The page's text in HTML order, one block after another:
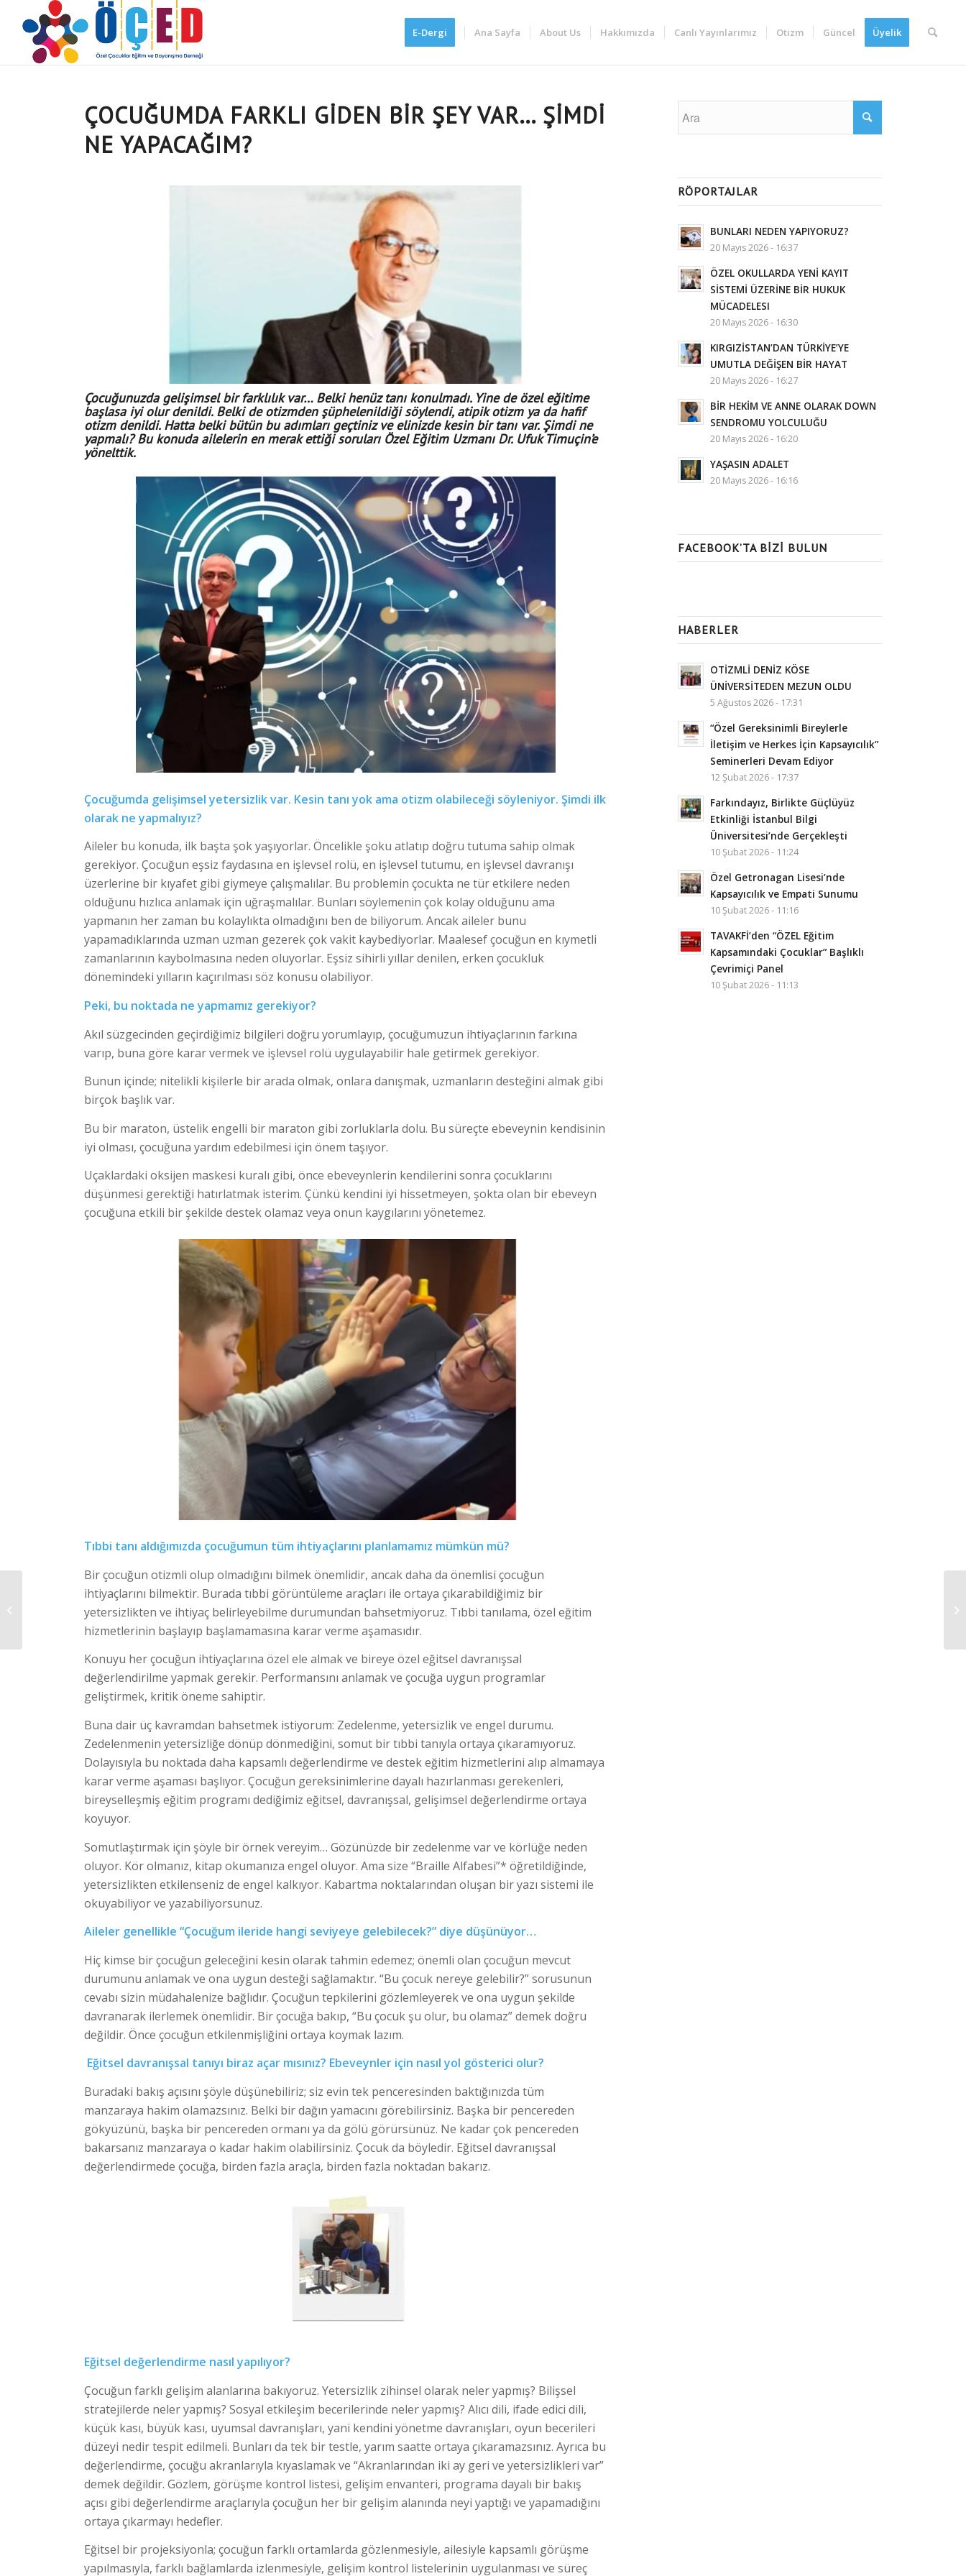
E-Dergi Ana Sayfa About Us Hakkımızda Canlı Yayınlarımız Otizm Güncel Üyelik
ÇOCUĞUMDA FARKLI GİDEN BİR ŞEY VAR… ŞİMDİ
NE YAPACAĞIM?
Çocuğunuzda gelişimsel bir farklılık var… Belki henüz tanı konulmadı. Yine de özel eğitime
başlasa iyi olur denildi. Belki de otizmden şüphelenildiği söylendi, atipik otizm ya da hafif
otizm denildi. Hatta belki bütün bu adımları geçtiniz ve elinizde kesin bir tanı var. Şimdi ne
yapmalı? Bu konuda ailelerin en merak ettiği soruları Özel Eğitim Uzmanı Dr. Ufuk Timuçin’e
yönelttik.
Çocuğumda gelişimsel yetersizlik var. Kesin tanı yok ama otizm olabileceği söyleniyor. Şimdi ilk
olarak ne yapmalıyız?
Aileler bu konuda, ilk başta şok yaşıyorlar. Öncelikle şoku atlatıp doğru tutuma sahip olmak
gerekiyor. Çocuğun eşsiz faydasına en işlevsel rolü, en işlevsel tutumu, en işlevsel davranışı
üzerlerine bir kıyafet gibi giymeye çalışmalılar. Bu problemin çocukta ne tür etkilere neden
olduğunu hızlıca anlamak için uğraşmalılar. Bunları söylemenin çok kolay olduğunu ama
yapmanın her zaman bu kolaylıkta olmadığını ben de biliyorum. Ancak aileler bunu
yapamadıklarında uzman uzman gezerek çok vakit kaybediyorlar. Maalesef çocuğun en kıymetli
zamanlarının kaybolmasına neden oluyorlar. Eşsiz sihirli yıllar denilen, erken çocukluk
dönemindeki yılların kaçırılması söz konusu olabiliyor.
Peki, bu noktada ne yapmamız gerekiyor?
Akıl süzgecinden geçirdiğimiz bilgileri doğru yorumlayıp, çocuğumuzun ihtiyaçlarının farkına
varıp, buna göre karar vermek ve işlevsel rolü uygulayabilir hale getirmek gerekiyor.
Bunun içinde; nitelikli kişilerle bir arada olmak, onlara danışmak, uzmanların desteğini almak gibi
birçok başlık var.
Bu bir maraton, üstelik engelli bir maraton gibi zorluklarla dolu. Bu süreçte ebeveynin kendisinin
iyi olması, çocuğuna yardım edebilmesi için önem taşıyor.
Uçaklardaki oksijen maskesi kuralı gibi, önce ebeveynlerin kendilerini sonra çocuklarını
düşünmesi gerektiği hatırlatmak isterim. Çünkü kendini iyi hissetmeyen, şokta olan bir ebeveyn
çocuğuna etkili bir şekilde destek olamaz veya onun kaygılarını yönetemez.
Tıbbi tanı aldığımızda çocuğumun tüm ihtiyaçlarını planlamamız mümkün mü?
Bir çocuğun otizmli olup olmadığını bilmek önemlidir, ancak daha da önemlisi çocuğun
ihtiyaçlarını bilmektir. Burada tıbbi görüntüleme araçları ile ortaya çıkarabildiğimiz bir
yetersizlikten ve ihtiyaç belirleyebilme durumundan bahsetmiyoruz. Tıbbi tanılama, özel eğitim
hizmetlerinin başlayıp başlamamasına karar verme aşamasıdır.
Konuyu her çocuğun ihtiyaçlarına özel ele almak ve bireye özel eğitsel davranışsal
değerlendirilme yapmak gerekir. Performansını anlamak ve çocuğa uygun programlar
geliştirmek, kritik öneme sahiptir.
Buna dair üç kavramdan bahsetmek istiyorum: Zedelenme, yetersizlik ve engel durumu.
Zedelenmenin yetersizliğe dönüp dönmediğini, somut bir tıbbi tanıyla ortaya çıkaramıyoruz.
Dolayısıyla bu noktada daha kapsamlı değerlendirme ve destek eğitim hizmetlerini alıp almamaya
karar verme aşaması başlıyor. Çocuğun gereksinimlerine dayalı hazırlanması gerekenleri,
bireyselleşmiş eğitim programı dediğimiz eğitsel, davranışsal, gelişimsel değerlendirme ortaya
koyuyor.
Somutlaştırmak için şöyle bir örnek vereyim… Gözünüzde bir zedelenme var ve körlüğe neden
oluyor. Kör olmanız, kitap okumanıza engel oluyor. Ama size “Braille Alfabesi”* öğretildiğinde,
yetersizlikten etkilenseniz de engel kalkıyor. Kabartma noktalarından oluşan bir yazı sistemi ile
okuyabiliyor ve yazabiliyorsunuz.
Aileler genellikle “Çocuğum ileride hangi seviyeye gelebilecek?” diye düşünüyor…
Hiç kimse bir çocuğun geleceğini kesin olarak tahmin edemez; önemli olan çocuğun mevcut
durumunu anlamak ve ona uygun desteği sağlamaktır. “Bu çocuk nereye gelebilir?” sorusunun
cevabı sizin müdahalenize bağlıdır. Çocuğun tepkilerini gözlemleyerek ve ona uygun şekilde
davranarak ilerlemek önemlidir. Bir çocuğa bakıp, “Bu çocuk şu olur, bu olamaz” demek doğru
değildir. Önce çocuğun etkilenmişliğini ortaya koymak lazım.
Eğitsel davranışsal tanıyı biraz açar mısınız? Ebeveynler için nasıl yol gösterici olur?
Buradaki bakış açısını şöyle düşünebiliriz; siz evin tek penceresinden baktığınızda tüm
manzaraya hakim olamazsınız. Belki bir dağın yamacını görebilirsiniz. Başka bir pencereden
gökyüzünü, başka bir pencereden ormanı ya da gölü görürsünüz. Ne kadar çok pencereden
bakarsanız manzaraya o kadar hakim olabilirsiniz. Çocuk da böyledir. Eğitsel davranışsal
değerlendirmede çocuğa, birden fazla araçla, birden fazla noktadan bakarız.
Eğitsel değerlendirme nasıl yapılıyor?
Çocuğun farklı gelişim alanlarına bakıyoruz. Yetersizlik zihinsel olarak neler yapmış? Bilişsel
stratejilerde neler yapmış? Sosyal etkileşim becerilerinde neler yapmış? Alıcı dili, ifade edici dili,
küçük kası, büyük kası, uyumsal davranışları, yani kendini yönetme davranışları, oyun becerileri
düzeyi nedir tespit edilmeli. Bunları da tek bir testle, yarım saatte ortaya çıkaramazsınız. Ayrıca bu
değerlendirme, çocuğu akranlarıyla kıyaslamak ve “Akranlarından iki ay geri ve yetersizlikleri var”
demek değildir. Gözlem, görüşme kontrol listesi, gelişim envanteri, programa dayalı bir bakış
açısı gibi değerlendirme araçlarıyla çocuğun her bir gelişim alanında neyi yaptığı ve yapamadığını
ortaya çıkarmayı hedefler.
Eğitsel bir projeksiyonla; çocuğun farklı ortamlarda gözlenmesiyle, ailesiyle kapsamlı görüşme
yapılmasıyla, farklı bağlamlarda izlenmesiyle, gelişim kontrol listelerinin uygulanması ve süreç
RÖPORTAJLAR
BUNLARI NEDEN YAPIYORUZ?
20 Mayıs 2026 - 16:37
ÖZEL OKULLARDA YENİ KAYIT
SİSTEMİ ÜZERİNE BİR HUKUK
MÜCADELESI
20 Mayıs 2026 - 16:30
KIRGIZİSTAN’DAN TÜRKİYE’YE
UMUTLA DEĞİŞEN BİR HAYAT
20 Mayıs 2026 - 16:27
BİR HEKİM VE ANNE OLARAK DOWN
SENDROMU YOLCULUĞU
20 Mayıs 2026 - 16:20
YAŞASIN ADALET
20 Mayıs 2026 - 16:16
FACEBOOK’TA BIZI BULUN
HABERLER
OTİZMLİ DENİZ KÖSE
ÜNİVERSİTEDEN MEZUN OLDU
5 Ağustos 2026 - 17:31
“Özel Gereksinimli Bireylerle
İletişim ve Herkes İçin Kapsayıcılık”
Seminerleri Devam Ediyor
12 Şubat 2026 - 17:37
Farkındayız, Birlikte Güçlüyüz
Etkinliği İstanbul Bilgi
Üniversitesi’nde Gerçekleşti
10 Şubat 2026 - 11:24
Özel Getronagan Lisesi’nde
Kapsayıcılık ve Empati Sunumu
10 Şubat 2026 - 11:16
TAVAKFİ’den “ÖZEL Eğitim
Kapsamındaki Çocuklar” Başlıklı
Çevrimiçi Panel
10 Şubat 2026 - 11:13
YETİŞKİN OTİZMLİ
ANNESİ OLMAK